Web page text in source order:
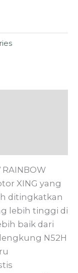
XING yang
ditingkatkan
lebih tinggi di
baik dari
N52H